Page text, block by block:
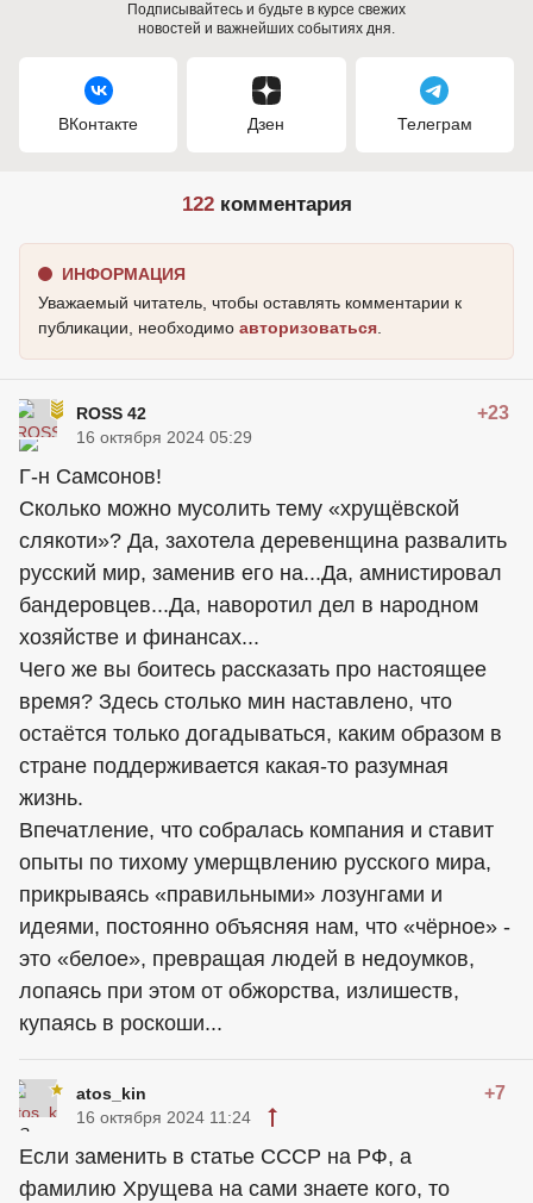
Подписывайтесь и будьте в курсе свежих
новостей и важнейших событиях дня.
ВКонтакте Дзен Телеграм
122комментария
ИНФОРМАЦИЯ
Уважаемый читатель, чтобы оставлять комментарии к
публикации, необходимо авторизоваться
ROSS 42 +23
16 октября 2024 05:29
Г-н Самсонов!
Сколько можно мусолить тему «хрущёвской
слякоти»? Да, захотела деревенщина развалить
русский мир, заменив его на...Да, амнистировал
бандеровцев...Да, наворотил дел в народном
хозяйстве и финансах...
Чего же вы боитесь рассказать про настоящее
время? Здесь столько мин наставлено, что
остаётся только догадываться, каким образом в
стране поддерживается какая-то разумная
жизнь.
Впечатление, что собралась компания и ставит
опыты по тихому умерщвлению русского мира,
прикрываясь «правильными» лозунгами и
идеями, постоянно объясняя нам, что «чёрное» -
это «белое», превращая людей в недоумков,
лопаясь при этом от обжорства, излишеств,
купаясь в роскоши...
atos_kin +7
16 октября 2024 11:24
Если заменить в статье СССР на РФ, а
фамилию Хрущева на сами знаете кого, то